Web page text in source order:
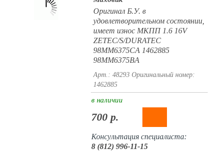
Оригинал Б.У. в
удовлетворительном состоянии,
имеет износ МКПП 1.6 16V
ZETEC/S/DURATEC
98MM6375CA 1462885
98MM6375BA
Арт.: 48293 Оригинальный номер:
1462885
в наличии
700 р.
Консультация специалиста:
8 (812) 996-11-15